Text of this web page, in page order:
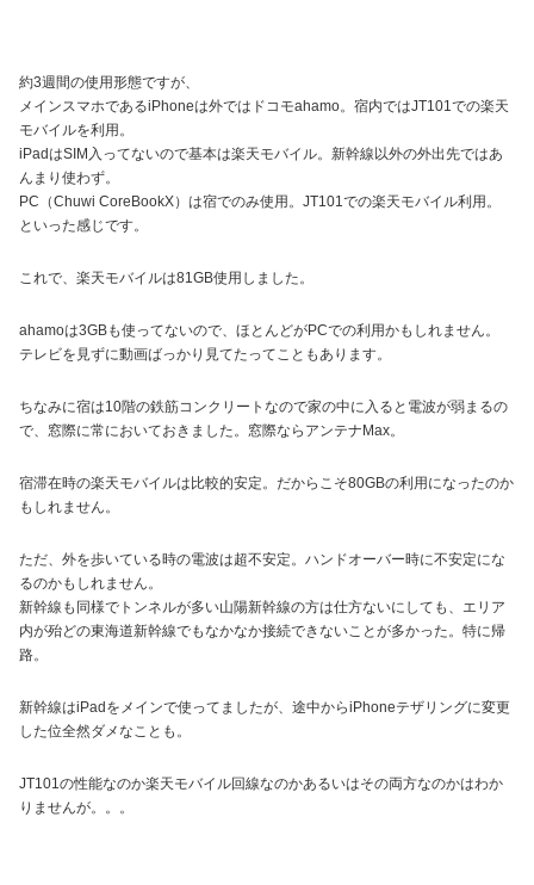
約3週間の使用形態ですが、
メインスマホであるiPhoneは外ではドコモahamo。宿内ではJT101での楽天
モバイルを利用。
iPadはSIM入ってないので基本は楽天モバイル。新幹線以外の外出先ではあ
んまり使わず。
PC（Chuwi CoreBookX）は宿でのみ使用。JT101での楽天モバイル利用。
といった感じです。
これで、楽天モバイルは81GB使用しました。
ahamoは3GBも使ってないので、ほとんどがPCでの利用かもしれません。
テレビを見ずに動画ばっかり見てたってこともあります。
ちなみに宿は10階の鉄筋コンクリートなので家の中に入ると電波が弱まるの
で、窓際に常においておきました。窓際ならアンテナMax。
宿滞在時の楽天モバイルは比較的安定。だからこそ80GBの利用になったのか
もしれません。
ただ、外を歩いている時の電波は超不安定。ハンドオーバー時に不安定にな
るのかもしれません。
新幹線も同様でトンネルが多い山陽新幹線の方は仕方ないにしても、エリア
内が殆どの東海道新幹線でもなかなか接続できないことが多かった。特に帰
路。
新幹線はiPadをメインで使ってましたが、途中からiPhoneテザリングに変更
した位全然ダメなことも。
JT101の性能なのか楽天モバイル回線なのかあるいはその両方なのかはわか
りませんが。。。